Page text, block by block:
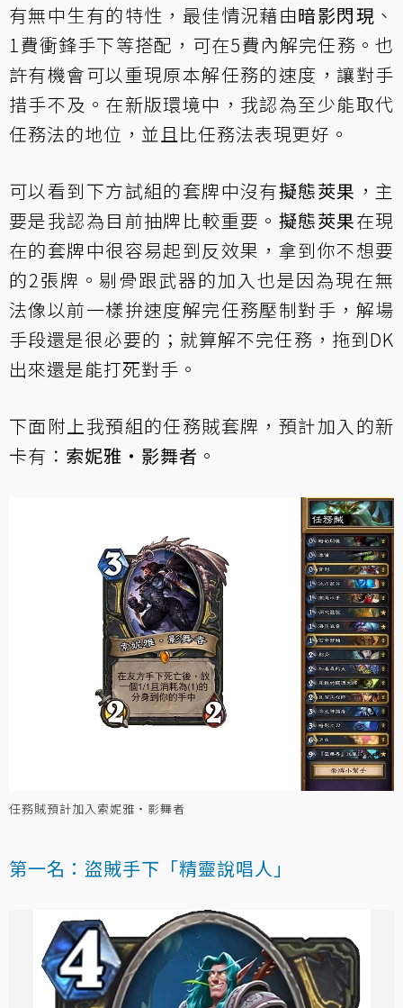
有無中生有的特性，最佳情況藉由暗影閃現 、
1費衝鋒手下等搭配，可在5費內解完任務。也
許有機會可以重現原本解任務的速度，讓對手
措手不及。在新版環境中，我認為至少能取代
任務法的地位，並且比任務法表現更好。
可以看到下方試組的套牌中沒有擬態莢果 ，主
要是我認為目前抽牌比較重要。 擬態莢果在現
在的套牌中很容易起到反效果，拿到你不想要
的2張牌。剔骨跟武器的加入也是因為現在無
法像以前一樣拚速度解完任務壓制對手，解場
手段還是很必要的；就算解不完任務，拖到DK
出來還是能打死對手。
下面附上我預組的任務賊套牌，預計加入的新
卡有： 索妮雅‧影舞者 。
任務賊預計加入索妮雅‧影舞者
第一名：盜賊手下「精靈說唱人」